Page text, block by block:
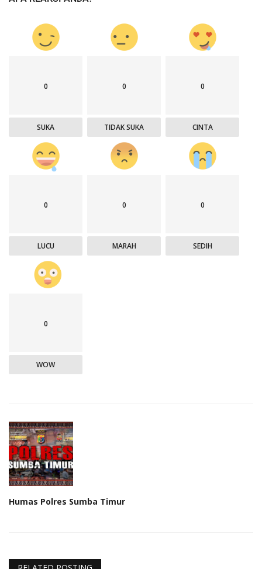
0
SUKA
0
TIDAK SUKA
0
CINTA
0
LUCU
0
MARAH
0
SEDIH
0
WOW
Humas Polres Sumba Timur